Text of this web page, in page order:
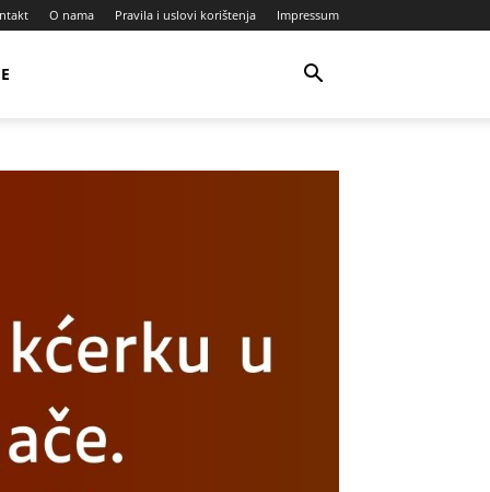
O nama Pravila i uslovi korištenja Impressum